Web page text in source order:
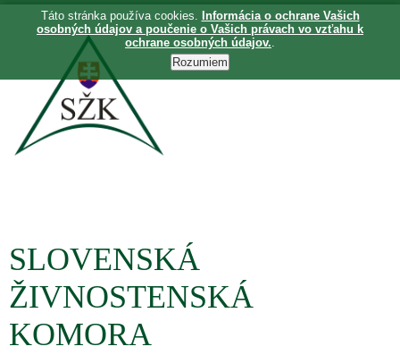
SLOVENSKÁ
ŽIVNOSTENSKÁ
KOMORA
Táto stránka používa cookies.
Informácia o ochrane Vašich
osobných údajov a poučenie o Vašich právach vo vzťahu k
ochrane osobných údajov..